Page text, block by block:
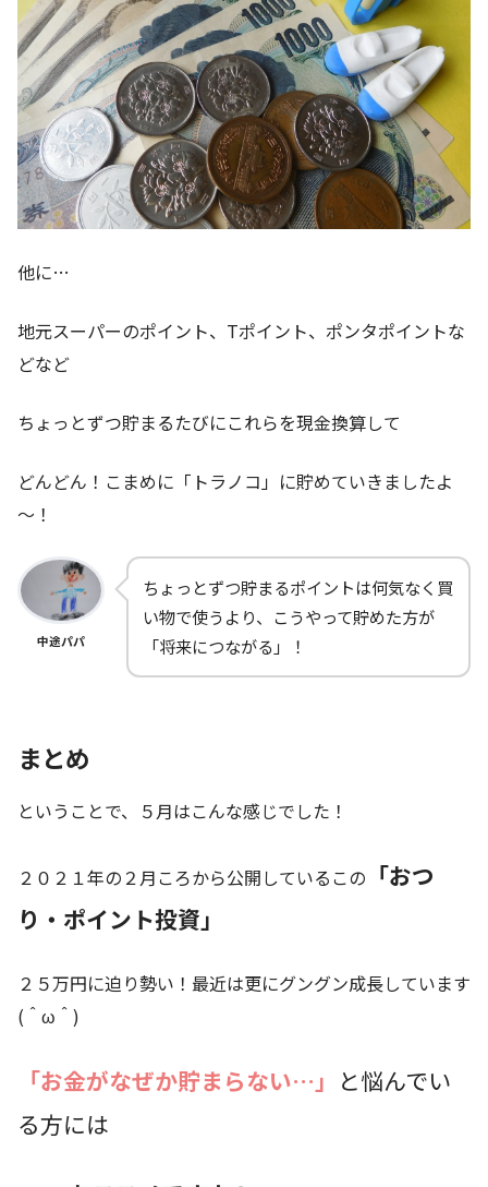
他に…
地元スーパーのポイント、Tポイント、ポンタポイントな
どなど
ちょっとずつ貯まるたびにこれらを現金換算して
どんどん！こまめに「トラノコ」に貯めていきましたよ
～！
中途パパ
ちょっとずつ貯まるポイントは何気なく買
い物で使うより、こうやって貯めた方が
「将来につながる」！
まとめ
ということで、５月はこんな感じでした！
２０２１年の２月ころから公開しているこの 「おつ
り・ポイント投資」
２５万円に迫り勢い！最近は更にグングン成長しています
(＾ω＾)
「お金がなぜか貯まらない…」 と悩んでい
る方には